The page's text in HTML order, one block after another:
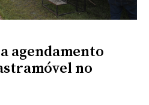
agendamento
no